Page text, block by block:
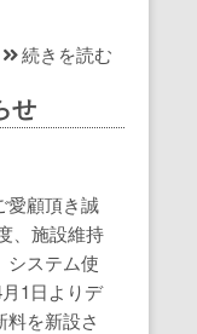
続きを読む
せ
愛顧頂き誠
、施設維持
システム使
1日よりデ
料を新設さ